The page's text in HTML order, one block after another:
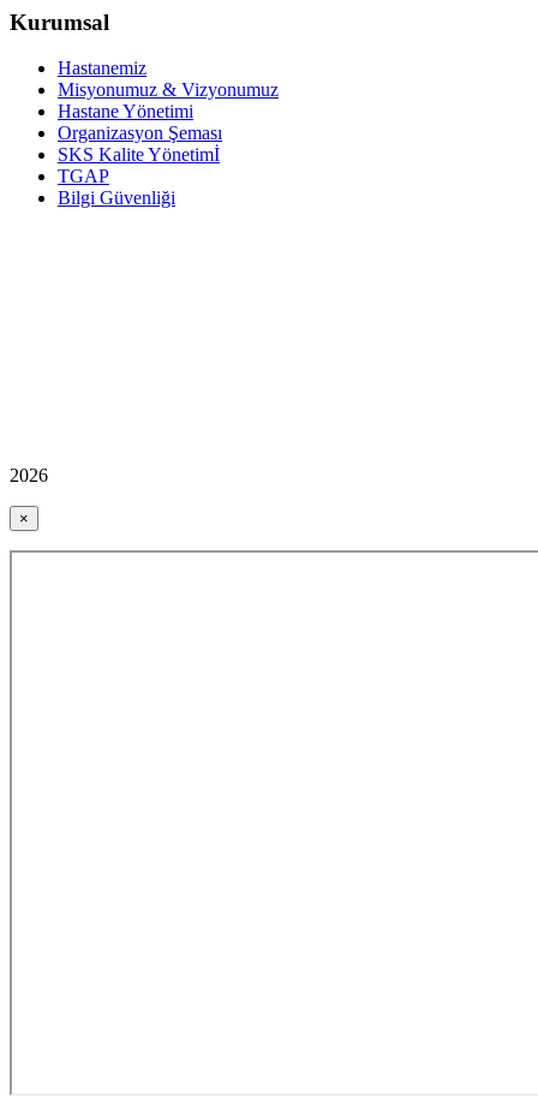
Kurumsal
Hastanemiz
Misyonumuz & Vizyonumuz
Hastane Yönetimi
Organizasyon Şeması
SKS Kalite Yönetimİ
TGAP
Bilgi Güvenliği
2026
×